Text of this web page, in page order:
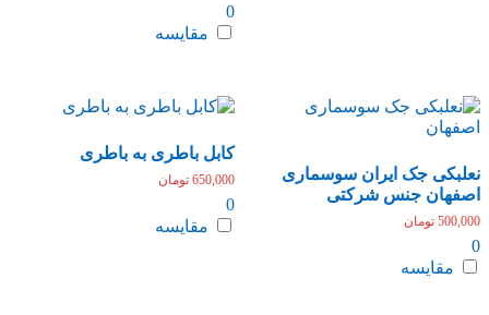
0
مقایسه
نعلبکی جک ایران سوسماری
اصفهان جنس شرکتی
500,000 تومان
0
مقایسه
کابل باطری به باطری
650,000 تومان
0
مقایسه